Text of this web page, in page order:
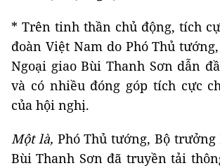
* Trên tinh thần chủ động, tích
đoàn Việt Nam do Phó Thủ
Ngoại giao Bùi Thanh Sơn dẫn
và có nhiều đóng góp tích cực
của hội nghị.
Một là, Phó Thủ tướng, Bộ trưởng
Bùi Thanh Sơn đã truyền tải